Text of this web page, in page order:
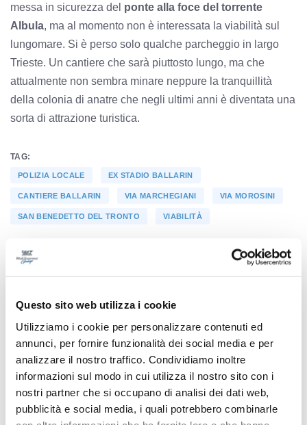
Questo sito web utilizza i cookie
Utilizziamo i cookie per personalizzare contenuti ed
annunci, per fornire funzionalità dei social media e per
analizzare il nostro traffico. Condividiamo inoltre
informazioni sul modo in cui utilizza il nostro sito con i
nostri partner che si occupano di analisi dei dati web,
pubblicità e social media, i quali potrebbero combinarle
messa in sicurezza del ponte alla foce del torrente
Albula, ma al momento non è interessata la viabilità sul
lungomare. Si è perso solo qualche parcheggio in largo
Trieste. Un cantiere che sarà piuttosto lungo, ma che
attualmente non sembra minare neppure la tranquillità
della colonia di anatre che negli ultimi anni è diventata una
sorta di attrazione turistica.
TAG:
POLIZIA LOCALE EX STADIO BALLARIN
CANTIERE BALLARIN VIA MARCHEGIANI VIA MOROSINI
SAN BENEDETTO DEL TRONTO VIABILITÀ
Elezioni regionali in Abruzzo: tutte le informazioni
utili per il voto del 10 marzo
Gli agricoltori marchigiani alzano la voce a Bruxelles